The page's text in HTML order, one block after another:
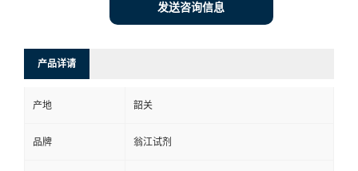
发送咨询信息
产品详请
产地 韶关
品牌 翁江试剂